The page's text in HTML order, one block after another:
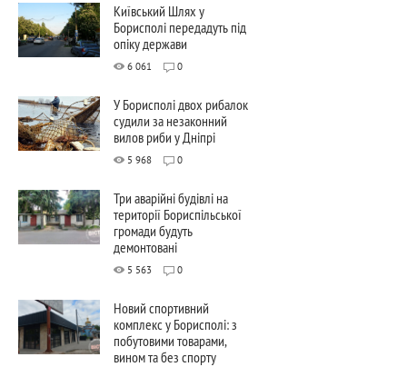
Київський Шлях у
Борисполі передадуть під
опіку держави
6 061 0
У Борисполі двох рибалок
судили за незаконний
вилов риби у Дніпрі
5 968 0
Три аварійні будівлі на
території Бориспільської
громади будуть
демонтовані
5 563 0
Новий спортивний
комплекс у Борисполі: з
побутовими товарами,
вином та без спорту